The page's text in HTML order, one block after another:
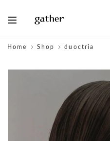
Home Shop duoctria